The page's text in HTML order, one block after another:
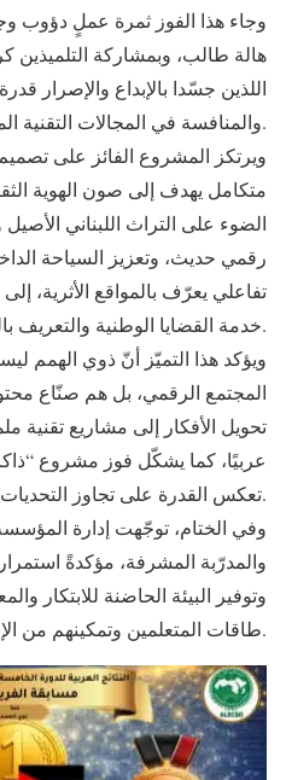
وجاء هذا الفوز ثمرة عملٍ دؤوب
هالة طالب، وبمشاركة التلميذين
اللذين جسّدا بالإبداع والإصرار
والمنافسة في المجالات التقنية المتقدمة.
ويرتكز المشروع الفائز على
متكامل يهدف إلى صون الهوية
الضوء على التراث اللبناني
رقمي حديث، وتعزيز السياحة
تفاعلي يعرّف بالمواقع الأثرية،
خدمة القضايا الوطنية والتعريف بالجذور التاريخية للبنان.
ويؤكد هذا التميّز أنّ ذوي الهمم
المجتمع الرقمي، بل هم صنّاع
تحويل الأفكار إلى مشاريع
عربيًا، كما يشكّل فوز مشروع
تعكس القدرة على تجاوز التحديات وصناعة الإنجاز.
وفي الختام، توجّهت إدارة المؤسسة
والمدرّبة المشرفة، مؤكدةً
وتوفير البيئة الحاضنة للابتكار
طاقات المتعلمين وتمكينهم من الإبداع والتميّز.